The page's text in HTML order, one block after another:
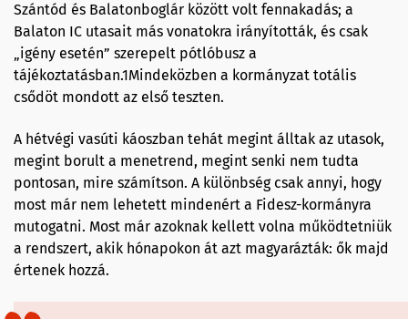
Szántód és Balatonboglár között volt fennakadás; a
Balaton IC utasait más vonatokra irányították, és csak
„igény esetén” szerepelt pótlóbusz a
tájékoztatásban.1Mindeközben a kormányzat totális
csődöt mondott az első teszten.
A hétvégi vasúti káoszban tehát megint álltak az utasok,
megint borult a menetrend, megint senki nem tudta
pontosan, mire számítson. A különbség csak annyi, hogy
most már nem lehetett mindenért a Fidesz-kormányra
mutogatni. Most már azoknak kellett volna működtetniük
a rendszert, akik hónapokon át azt magyarázták: ők majd
értenek hozzá.